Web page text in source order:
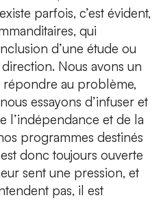
parfois, c’est évident,
qui
d’une étude ou
Nous avons un
au problème,
essayons d’infuser et
l’indépendance et de la
programmes destinés
donc toujours ouverte
sent une pression, et
pas, il est